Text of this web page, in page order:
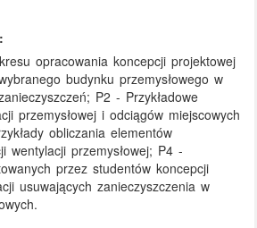
opracowania koncepcji projektowej
budynku przemysłowego w
P2 - Przykładowe
przemysłowej i odciągów miejscowych
obliczania elementów
wentylacji przemysłowej; P4 -
przez studentów koncepcji
usuwających zanieczyszczenia w